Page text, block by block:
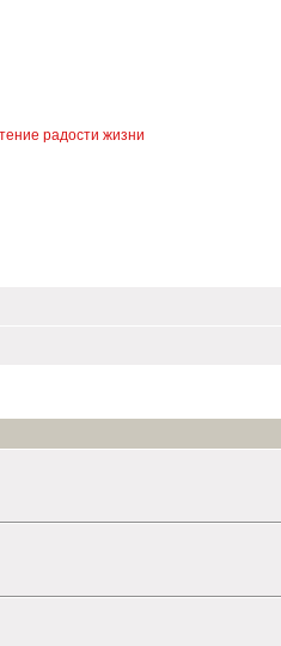
радости жизни